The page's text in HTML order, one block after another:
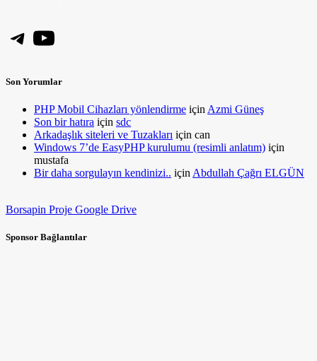
Telegram
YouTube
Son Yorumlar
PHP Mobil Cihazları yönlendirme için Azmi Güneş
Son bir hatıra için sdc
Arkadaşlık siteleri ve Tuzakları için can
Windows 7’de EasyPHP kurulumu (resimli anlatım) için
mustafa
Bir daha sorgulayın kendinizi.. için Abdullah Çağrı ELGÜN
Borsapin Proje Google Drive
Sponsor Bağlantılar